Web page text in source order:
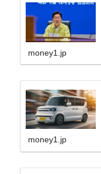
money1.jp
money1.jp